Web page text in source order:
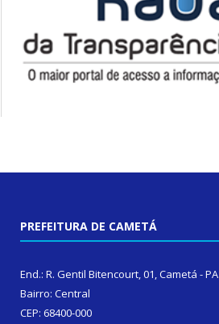
PREFEITURA DE CAMETÁ
End.: R. Gentil Bitencourt, 01, Cametá - PA
Bairro: Central
CEP: 68400-000